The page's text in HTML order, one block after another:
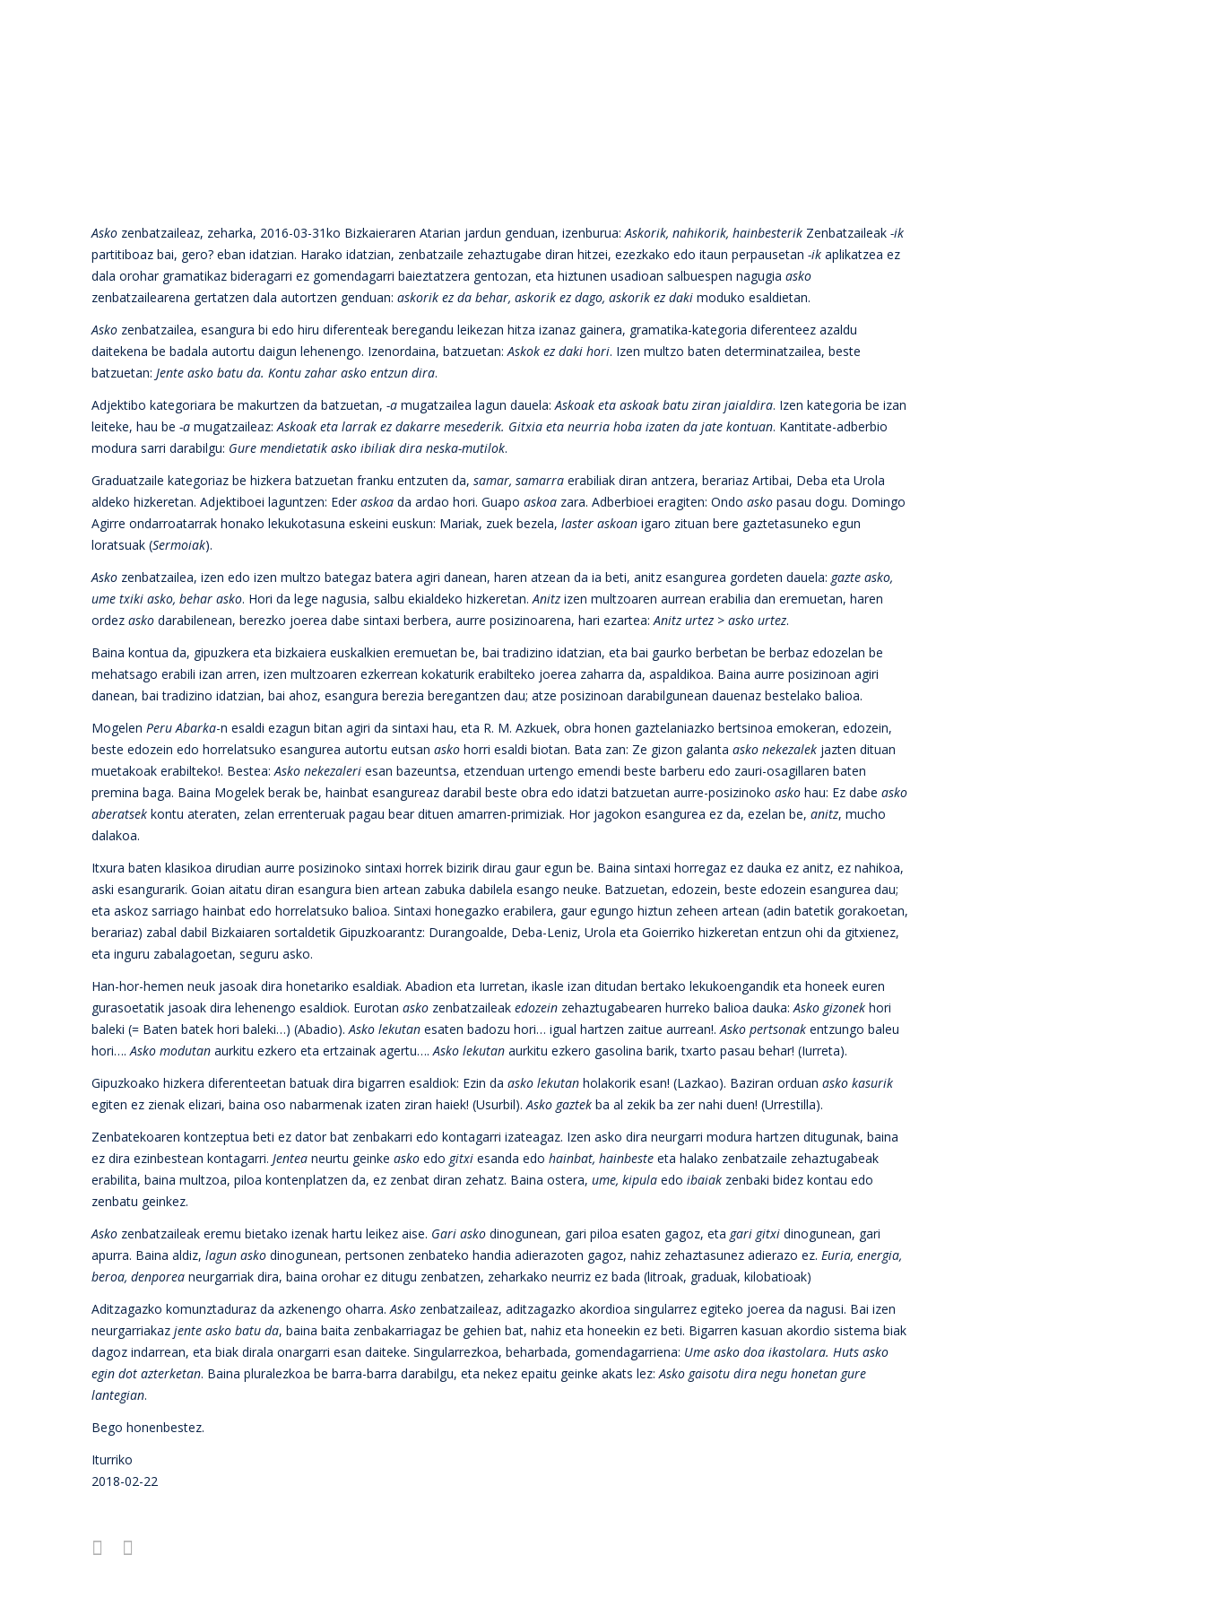
Asko zenbatzaileaz, zeharka, 2016-03-31ko Bizkaieraren Atarian jardun genduan, izenburua:Askorik, nahikorik, hainbesterik Zenbatzaileak -ik
partitiboaz bai, gero? eban idatzian. Harako idatzian, zenbatzaile zehaztugabe diran hitzei, ezezkako edo itaun perpausetan -ik aplikatzea ez
dala orohar gramatikaz bideragarri ez gomendagarri baieztatzera gentozan, eta hiztunen usadioan salbuespen nagugia asko
zenbatzailearena gertatzen dala autortzen genduan: askorik ez da behar, askorik ez dago, askorik ez daki moduko esaldietan.
Asko zenbatzailea, esangura bi edo hiru diferenteak beregandu leikezan hitza izanaz gainera, gramatika-kategoria diferenteez azaldu
daitekena be badala autortu daigun lehenengo. Izenordaina, batzuetan:Askok ez daki hori. Izen multzo baten determinatzailea, beste
batzuetan: Jente asko batu da. Kontu zahar asko entzun dira.
Adjektibo kategoriara be makurtzen da batzuetan, -a mugatzailea lagun dauela:Askoak eta askoak batu ziran jaialdira. Izen kategoria be izan
leiteke, hau be -a mugatzaileaz:Askoak eta larrak ez dakarre mesederik. Gitxia eta neurria hoba izaten da jate kontuan. Kantitate-adberbio
modura sarri darabilgu: Gure mendietatik asko ibiliak dira neska-mutilok.
Graduatzaile kategoriaz be hizkera batzuetan franku entzuten da, samar, samarra erabiliak diran antzera, berariaz Artibai, Deba eta Urola
aldeko hizkeretan. Adjektiboei laguntzen: Ederaskoa da ardao hori. Guapo askoa zara. Adberbioei eragiten: Ondo asko pasau dogu. Domingo
Agirre ondarroatarrak honako lekukotasuna eskeini euskun: Mariak, zuek bezela, laster askoan igaro zituan bere gaztetasuneko egun
loratsuak (Sermoiak).
Asko zenbatzailea, izen edo izen multzo bategaz batera agiri danean, haren atzean da ia beti, anitz esangurea gordeten dauela: gazte asko,
ume txiki asko, behar asko. Hori da lege nagusia, salbu ekialdeko hizkeretan.Anitz izen multzoaren aurrean erabilia dan eremuetan, haren
ordez asko darabilenean, berezko joerea dabe sintaxi berbera, aurre posizinoarena, hari ezartea:Anitz urtez > asko urtez.
Baina kontua da, gipuzkera eta bizkaiera euskalkien eremuetan be, bai tradizino idatzian, eta bai gaurko berbetan be berbaz edozelan be
mehatsago erabili izan arren, izen multzoaren ezkerrean kokaturik erabilteko joerea zaharra da, aspaldikoa. Baina aurre posizinoan agiri
danean, bai tradizino idatzian, bai ahoz, esangura berezia beregantzen dau; atze posizinoan darabilgunean dauenaz bestelako balioa.
Mogelen Peru Abarka-n esaldi ezagun bitan agiri da sintaxi hau, eta R. M. Azkuek, obra honen gaztelaniazko bertsinoa emokeran, edozein,
beste edozein edo horrelatsuko esangurea autortu eutsan asko horri esaldi biotan. Bata zan: Ze gizon galanta asko nekezalek jazten dituan
muetakoak erabilteko!. Bestea:Asko nekezaleri esan bazeuntsa, etzenduan urtengo emendi beste barberu edo zauri-osagillaren baten
premina baga. Baina Mogelek berak be, hainbat esangureaz darabil beste obra edo idatzi batzuetan aurre-posizinoko asko hau: Ez dabe asko
aberatsek kontu ateraten, zelan errenteruak pagau bear dituen amarren-primiziak. Hor jagokon esangurea ez da, ezelan be, anitz, mucho
dalakoa.
Itxura baten klasikoa dirudian aurre posizinoko sintaxi horrek bizirik dirau gaur egun be. Baina sintaxi horregaz ez dauka ez anitz, ez nahikoa,
aski esangurarik. Goian aitatu diran esangura bien artean zabuka dabilela esango neuke. Batzuetan, edozein, beste edozein esangurea dau;
eta askoz sarriago hainbat edo horrelatsuko balioa. Sintaxi honegazko erabilera, gaur egungo hiztun zeheen artean (adin batetik gorakoetan,
berariaz) zabal dabil Bizkaiaren sortaldetik Gipuzkoarantz: Durangoalde, Deba-Leniz, Urola eta Goierriko hizkeretan entzun ohi da gitxienez,
eta inguru zabalagoetan, seguru asko.
Han-hor-hemen neuk jasoak dira honetariko esaldiak. Abadion eta Iurretan, ikasle izan ditudan bertako lekukoengandik eta honeek euren
gurasoetatik jasoak dira lehenengo esaldiok. Eurotan asko zenbatzaileak edozein zehaztugabearen hurreko balioa dauka:Asko gizonek hori
baleki (= Baten batek hori baleki…) (Abadio).Asko lekutan esaten badozu hori… igual hartzen zaitue aurrean!.Asko pertsonak entzungo baleu
hori….Asko modutan aurkitu ezkero eta ertzainak agertu….Asko lekutan aurkitu ezkero gasolina barik, txarto pasau behar! (Iurreta).
Gipuzkoako hizkera diferenteetan batuak dira bigarren esaldiok: Ezin da asko lekutan holakorik esan! (Lazkao). Baziran orduan asko kasurik
egiten ez zienak elizari, baina oso nabarmenak izaten ziran haiek! (Usurbil).Asko gaztek ba al zekik ba zer nahi duen! (Urrestilla).
Zenbatekoaren kontzeptua beti ez dator bat zenbakarri edo kontagarri izateagaz. Izen asko dira neurgarri modura hartzen ditugunak, baina
ez dira ezinbestean kontagarri. Jentea neurtu geinke asko edo gitxi esanda edo hainbat, hainbeste eta halako zenbatzaile zehaztugabeak
erabilita, baina multzoa, piloa kontenplatzen da, ez zenbat diran zehatz. Baina ostera, ume, kipula edo ibaiak zenbaki bidez kontau edo
zenbatu geinkez.
Asko zenbatzaileak eremu bietako izenak hartu leikez aise. Gari asko dinogunean, gari piloa esaten gagoz, eta gari gitxi dinogunean, gari
apurra. Baina aldiz, lagun asko dinogunean, pertsonen zenbateko handia adierazoten gagoz, nahiz zehaztasunez adierazo ez. Euria, energia,
beroa, denporea neurgarriak dira, baina orohar ez ditugu zenbatzen, zeharkako neurriz ez bada (litroak, graduak, kilobatioak)
Aditzagazko komunztaduraz da azkenengo oharra.Asko zenbatzaileaz, aditzagazko akordioa singularrez egiteko joerea da nagusi. Bai izen
neurgarriakaz jente asko batu da, baina baita zenbakarriagaz be gehien bat, nahiz eta honeekin ez beti. Bigarren kasuan akordio sistema biak
dagoz indarrean, eta biak dirala onargarri esan daiteke. Singularrezkoa, beharbada, gomendagarriena: Ume asko doa ikastolara. Huts asko
egin dot azterketan. Baina pluralezkoa be barra-barra darabilgu, eta nekez epaitu geinke akats lez:Asko gaisotu dira negu honetan gure
lantegian.
Bego honenbestez.
Iturriko
2018-02-22